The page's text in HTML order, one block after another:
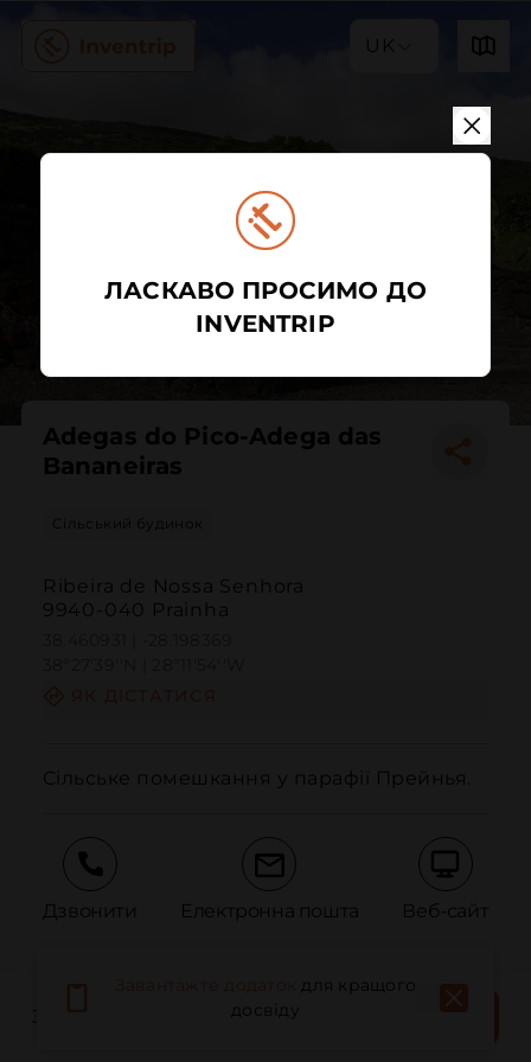
UK
Adegas do Pico-Adega das
Bananeiras
Сільський будинок
Ribeira de Nossa Senhora
9940-040 Prainha
Сільське помешкання у парафії Прейнья.
Дзвонити Електронна пошта Веб-сайт
Повідомити про проблему
ЗАБРОНЮЙТЕ МІСЦЕ
для кращого
досвіду
ЛАСКАВО ПРОСИМО ДО
INVENTRIP